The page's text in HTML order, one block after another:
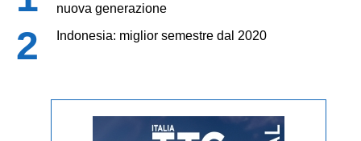
nuova generazione
Indonesia: miglior semestre dal 2020